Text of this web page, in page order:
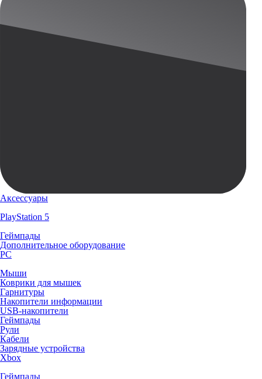
Аксессуары
PlayStation 5
Геймпады
Дополнительное оборудование
PC
Мыши
Коврики для мышек
Гарнитуры
Накопители информации
USB-накопители
Геймпады
Рули
Кабели
Зарядные устройства
Xbox
Геймпады